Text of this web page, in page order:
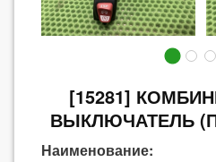
[15281]
ВЫКЛЮЧАТЕЛЬ
Наименование: